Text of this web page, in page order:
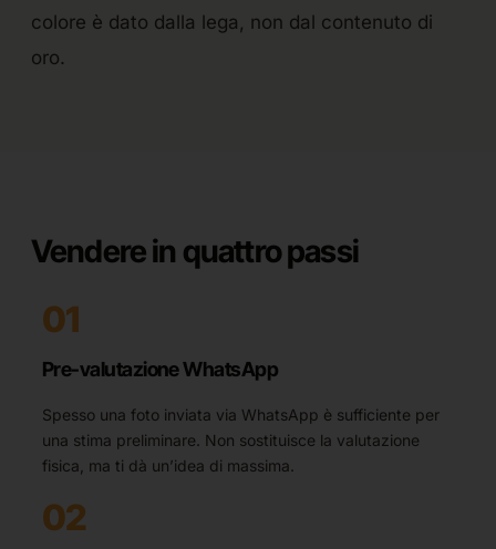
colore è dato dalla lega, non dal contenuto di
oro.
Vendere in quattro passi
01
Pre-valutazione WhatsApp
Spesso una foto inviata via WhatsApp è sufficiente per
una stima preliminare. Non sostituisce la valutazione
fisica, ma ti dà un’idea di massima.
02